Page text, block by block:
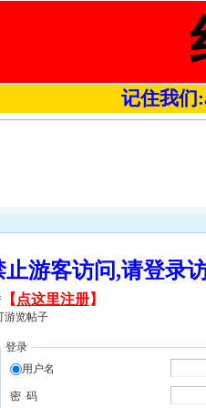
记住我们
止游客访问,请登
【 点这里注册】
游览帖子
登录
用户名
密 码